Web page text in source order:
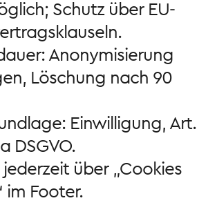
Schutz über EU-
Anonymisierung
Löschung nach 90
Einwilligung, Art.
DSGVO.
über „Cookies
Footer.